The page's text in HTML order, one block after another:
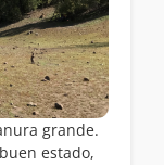
grande.
estado,